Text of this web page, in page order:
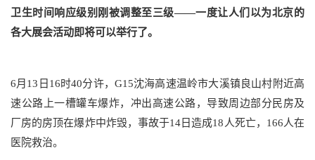
卫生时间响应级别刚被调整至三级——一度让人们以为北京的
各大展会活动即将可以举行了。
6月13日16时40分许，G15沈海高速温岭市大溪镇良山村附近高
速公路上一槽罐车爆炸，冲出高速公路，导致周边部分民房及
厂房的房顶在爆炸中炸毁，事故于14日造成18人死亡，166人在
医院救治。